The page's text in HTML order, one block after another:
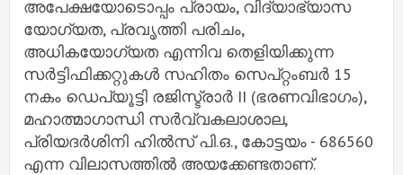
അപേക്ഷയോടൊപ്പം പ്രായം, വിദ്യാഭ്യാസ
യോഗ്യത, പ്രവൃത്തി പരിചം,
അധികയോഗ്യത എന്നിവ തെളിയിക്കുന്ന
സർട്ടിഫിക്കറ്റുകൾ സഹിതം സെപ്റ്റംബർ 15
നകം ഡെപ്യൂട്ടി രജിസ്ട്രാർ II (ഭരണവിഭാഗം),
മഹാത്മാഗാന്ധി സർവ്വകലാശാല,
പ്രിയദർശിനി ഹിൽസ് പി.ഒ., കോട്ടയം - 686560
എന്ന വിലാസത്തിൽ അയക്കേണ്ടതാണ്.